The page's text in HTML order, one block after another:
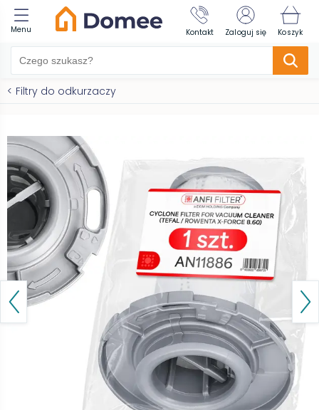
Menu Kontakt Zaloguj się Koszyk
< Filtry do odkurzaczy